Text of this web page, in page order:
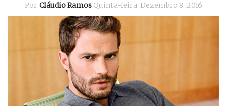
Por Cláudio Ramos Quinta-feira, Dezembro 8, 2016